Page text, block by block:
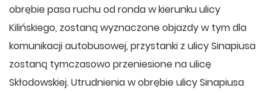
obrębie pasa ruchu od ronda w kierunku ulicy
Kilińskiego, zostaną wyznaczone objazdy w tym dla
komunikacji autobusowej, przystanki z ulicy Sinapiusa
zostaną tymczasowo przeniesione na ulicę
Skłodowskiej. Utrudnienia w obrębie ulicy Sinapiusa